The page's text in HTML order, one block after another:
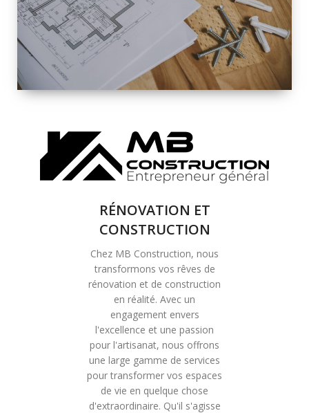
SOLUTIONS DE
RÉNOVATION
COMPLÈTE
RÉNOVATION ET
CONSTRUCTION
Chez MB Construction, nous
transformons vos rêves de
rénovation et de construction
en réalité. Avec un
engagement envers
l'excellence et une passion
pour l'artisanat, nous offrons
une large gamme de services
pour transformer vos espaces
de vie en quelque chose
d'extraordinaire. Qu'il s'agisse